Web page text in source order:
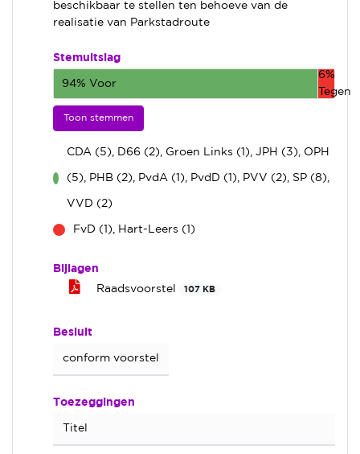
beschikbaar te stellen ten behoeve van de
realisatie van Parkstadroute
Stemuitslag
94% Voor
6%
Tegen
Toon stemmen
CDA (5), D66 (2), Groen Links (1), JPH (3), OPH
(5), PHB (2), PvdA (1), PvdD (1), PVV (2), SP (8),
VVD (2)
FvD (1), Hart-Leers (1)
Bijlagen
Raadsvoorstel 107 KB
Besluit
conform voorstel
Toezeggingen
Titel